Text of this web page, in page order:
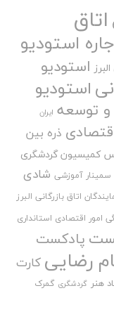
اتاق
استودیو
استودیو
استودیو
و توسعه ایران
ذره بین
کمیسیون گردشگری
سمینار آموزشی شادی
اتاق بازرگانی البرز
امور اقتصادی استانداری
پادکست
رضایی کارت
هنر گردشگری گمرک